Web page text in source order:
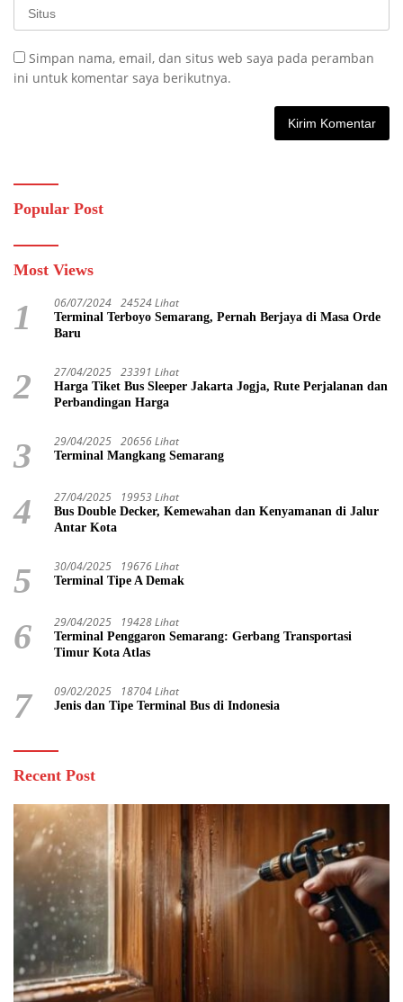
Simpan nama, email, dan situs web saya pada peramban
ini untuk komentar saya berikutnya.
Popular Post
Most Views
1 06/07/2024 24524 Lihat
Terminal Terboyo Semarang, Pernah Berjaya di Masa Orde
Baru
2 27/04/2025 23391 Lihat
Harga Tiket Bus Sleeper Jakarta Jogja, Rute Perjalanan dan
Perbandingan Harga
3 29/04/2025 20656 Lihat
Terminal Mangkang Semarang
4 27/04/2025 19953 Lihat
Bus Double Decker, Kemewahan dan Kenyamanan di Jalur
Antar Kota
5 30/04/2025 19676 Lihat
Terminal Tipe A Demak
6 29/04/2025 19428 Lihat
Terminal Penggaron Semarang: Gerbang Transportasi
Timur Kota Atlas
7 09/02/2025 18704 Lihat
Jenis dan Tipe Terminal Bus di Indonesia
Recent Post